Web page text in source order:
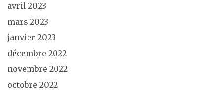
avril 2023
mars 2023
janvier 2023
décembre 2022
novembre 2022
octobre 2022